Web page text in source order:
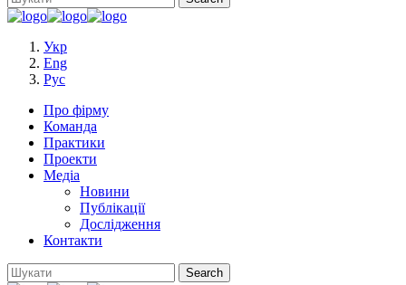
Укр
Eng
Рус
Про фірму
Команда
Практики
Проекти
Медіа
Новини
Публікації
Дослідження
Контакти